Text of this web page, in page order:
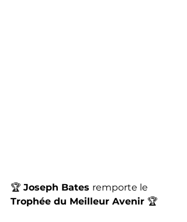
🏆 Joseph Bates remporte le
Trophée du Meilleur Avenir 🏆